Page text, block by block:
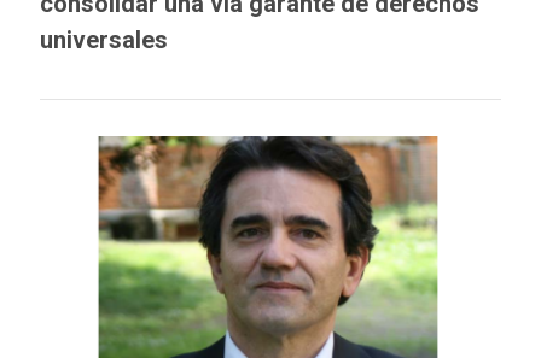
universales